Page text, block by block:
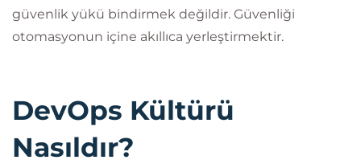
güvenlik yükü bindirmek değildir. Güvenliği
otomasyonun içine akıllıca yerleştirmektir.
DevOps Kültürü
Nasıldır?